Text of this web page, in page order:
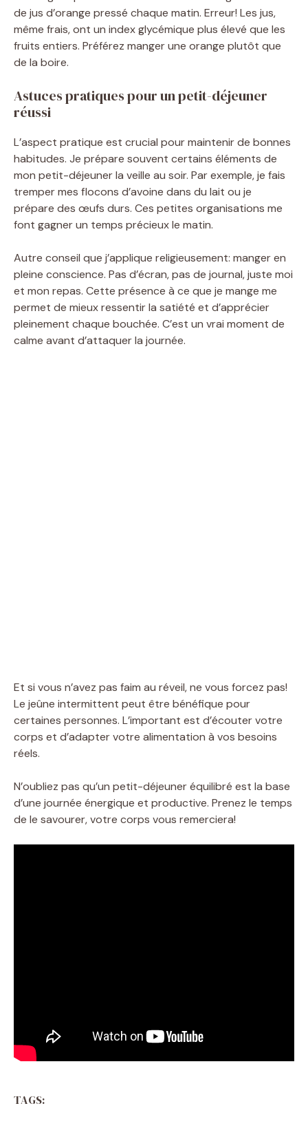
de jus d’orange pressé chaque matin. Erreur! Les jus,
même frais, ont un index glycémique plus élevé que les
fruits entiers. Préférez manger une orange plutôt que
de la boire.
Astuces pratiques pour un petit-déjeuner
réussi
L’aspect pratique est crucial pour maintenir de bonnes
habitudes. Je prépare souvent certains éléments de
mon petit-déjeuner la veille au soir. Par exemple, je fais
tremper mes flocons d’avoine dans du lait ou je
prépare des œufs durs. Ces petites organisations me
font gagner un temps précieux le matin.
Autre conseil que j’applique religieusement: manger en
pleine conscience. Pas d’écran, pas de journal, juste moi
et mon repas. Cette présence à ce que je mange me
permet de mieux ressentir la satiété et d’apprécier
pleinement chaque bouchée. C’est un vrai moment de
calme avant d’attaquer la journée.
Et si vous n’avez pas faim au réveil, ne vous forcez pas!
Le jeûne intermittent peut être bénéfique pour
certaines personnes. L’important est d’écouter votre
corps et d’adapter votre alimentation à vos besoins
réels.
N’oubliez pas qu’un petit-déjeuner équilibré est la base
d’une journée énergique et productive. Prenez le temps
de le savourer, votre corps vous remerciera!
TAGS: